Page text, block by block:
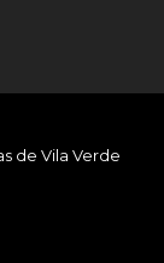
de Vila Verde